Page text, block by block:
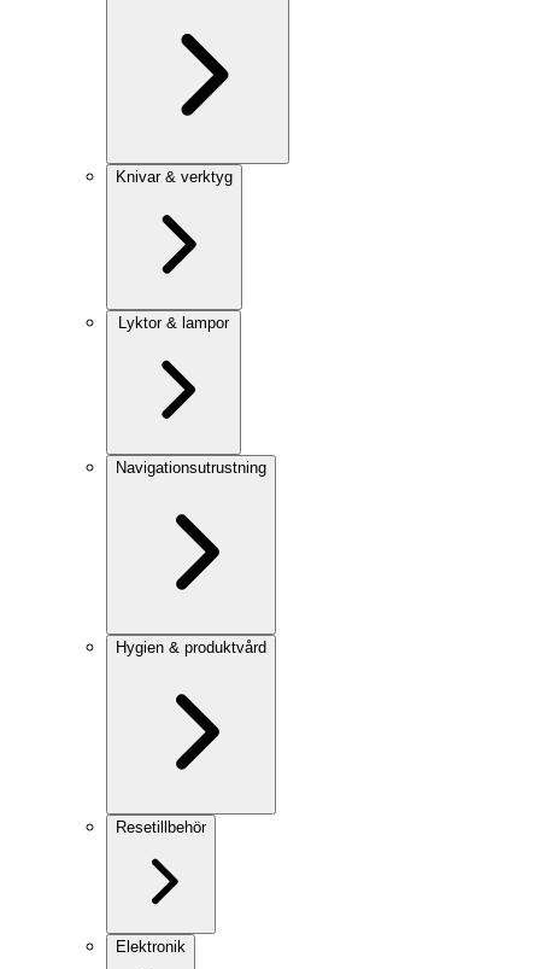
Knivar & verktyg
Lyktor & lampor
Navigationsutrustning
Hygien & produktvård
Resetillbehör
Elektronik